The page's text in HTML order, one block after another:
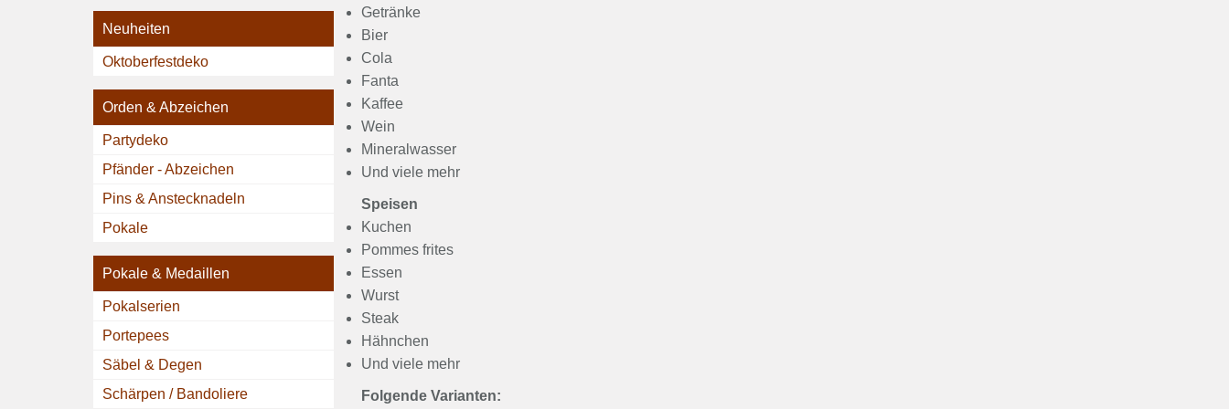
Neuheiten
Oktoberfestdeko
Orden & Abzeichen
Partydeko
Pfänder - Abzeichen
Pins & Anstecknadeln
Pokale
Pokale & Medaillen
Pokalserien
Portepees
Säbel & Degen
Schärpen / Bandoliere
Getränke
Bier
Cola
Fanta
Kaffee
Wein
Mineralwasser
Und viele mehr
Speisen
Kuchen
Pommes frites
Essen
Wurst
Steak
Hähnchen
Und viele mehr
Folgende Varianten: